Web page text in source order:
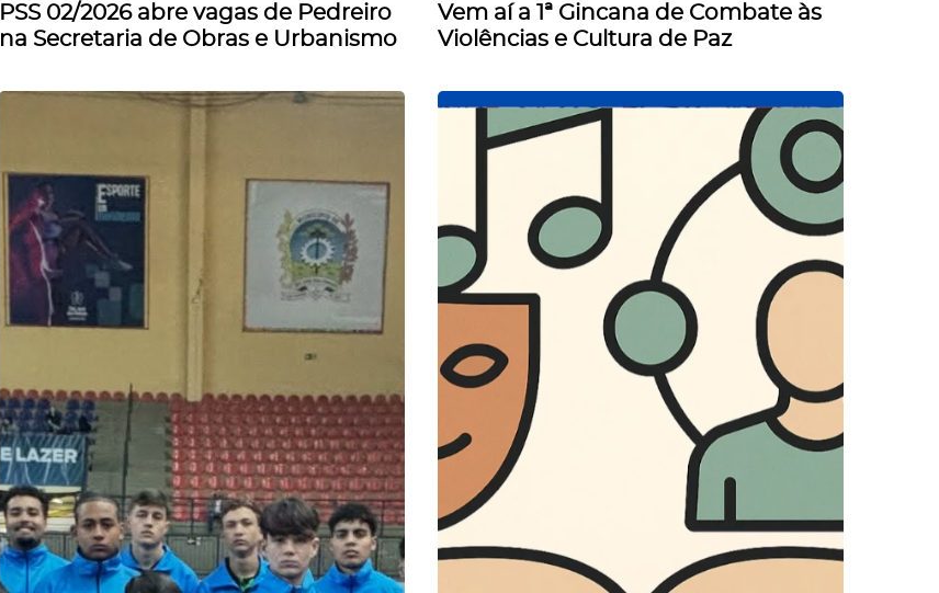
PSS 02/2026 abre vagas de Pedreiro
na Secretaria de Obras e Urbanismo
Vem aí a 1ª Gincana de Combate às
Violências e Cultura de Paz